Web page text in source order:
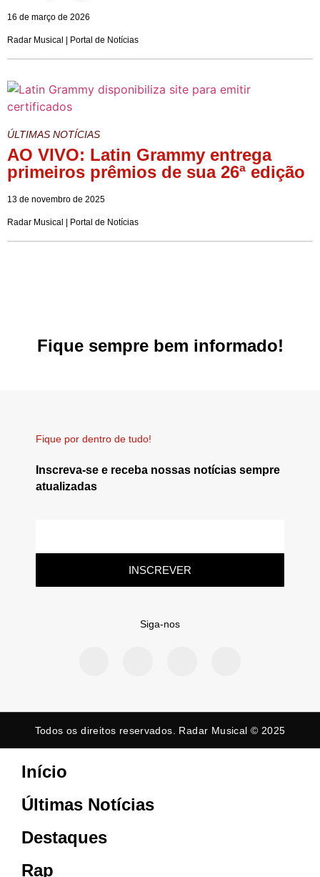
16 de março de 2026
Radar Musical | Portal de Notícias
ÚLTIMAS NOTÍCIAS
AO VIVO: Latin Grammy entrega
primeiros prêmios de sua 26ª edição
13 de novembro de 2025
Radar Musical | Portal de Notícias
Fique sempre bem informado!
Fique por dentro de tudo!
Inscreva-se e receba nossas notícias sempre
atualizadas
INSCREVER
Siga-nos
Todos os direitos reservados. Radar Musical © 2025
Início
Últimas Notícias
Destaques
Rap